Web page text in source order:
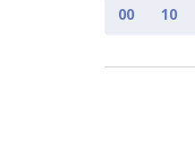
00 10